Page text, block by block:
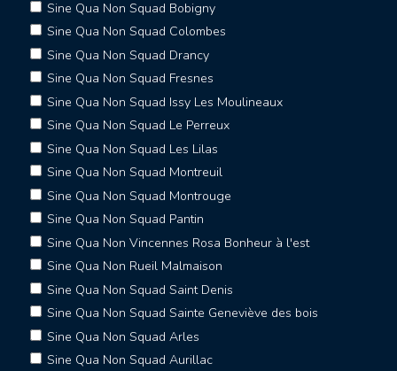
Sine Qua Non Squad Bobigny
Sine Qua Non Squad Colombes
Sine Qua Non Squad Drancy
Sine Qua Non Squad Fresnes
Sine Qua Non Squad Issy Les Moulineaux
Sine Qua Non Squad Le Perreux
Sine Qua Non Squad Les Lilas
Sine Qua Non Squad Montreuil
Sine Qua Non Squad Montrouge
Sine Qua Non Squad Pantin
Sine Qua Non Vincennes Rosa Bonheur à l'est
Sine Qua Non Rueil Malmaison
Sine Qua Non Squad Saint Denis
Sine Qua Non Squad Sainte Geneviève des bois
Sine Qua Non Squad Arles
Sine Qua Non Squad Aurillac